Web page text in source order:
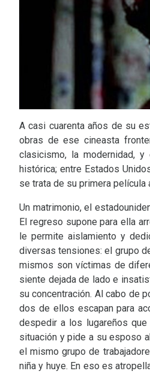
A casi cuarenta años de su
obras de ese cineasta
clasicismo, la modernidad,
histórica; entre Estados
se trata de su primera
Un matrimonio, el
El regreso supone para ella
le permite aislamiento y
diversas tensiones: el grupo
mismos son víctimas de
siente dejada de lado e
su concentración. Al cabo de
dos de ellos escapan para
despedir a los lugareños
situación y pide a su esposo
el mismo grupo de
niña y huye. En eso es